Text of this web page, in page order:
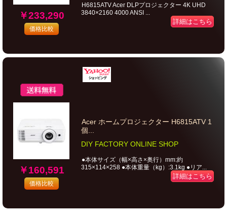
￥233,290
価格比較
H6815ATV Acer DLPプロジェクター 4K UHD
3840×2160 4000 ANSI ...
詳細はこちら
￥160,591
価格比較
Acer ホームプロジェクター H6815ATV 1
個...
DIY FACTORY ONLINE SHOP
●本体サイズ（幅×高さ×奥行）mm:約
315×114×258 ●本体重量（kg）:3.1kg ●リア...
詳細はこちら